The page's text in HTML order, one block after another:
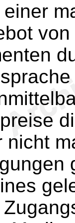
nicht